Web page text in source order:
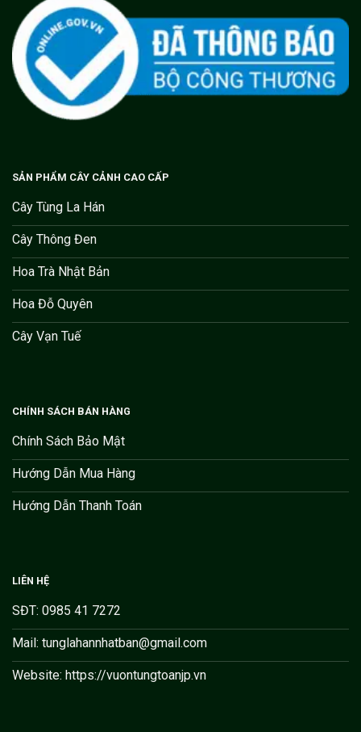
SẢN PHẨM CÂY CẢNH CAO CẤP
Cây Tùng La Hán
Cây Thông Đen
Hoa Trà Nhật Bản
Hoa Đỗ Quyên
Cây Vạn Tuế
CHÍNH SÁCH BÁN HÀNG
Chính Sách Bảo Mật
Hướng Dẫn Mua Hàng
Hướng Dẫn Thanh Toán
LIÊN HỆ
SĐT: 0985 41 7272
Mail: tunglahannhatban@gmail.com
Website: https://vuontungtoanjp.vn